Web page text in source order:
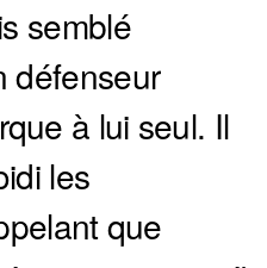
semblé
défenseur
à lui seul. Il
les
que